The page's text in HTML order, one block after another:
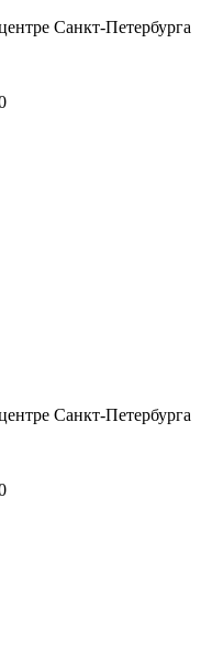
Санкт-Петербурга
Санкт-Петербурга